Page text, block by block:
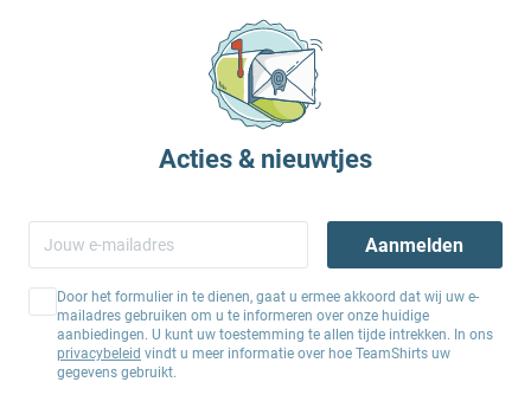
Acties & nieuwtjes
Aanmelden
Door het formulier in te dienen, gaat u ermee akkoord dat wij uw e-
mailadres gebruiken om u te informeren over onze huidige
aanbiedingen. U kunt uw toestemming te allen tijde intrekken. In ons
privacybeleid vindt u meer informatie over hoe TeamShirts uw
gegevens gebruikt.